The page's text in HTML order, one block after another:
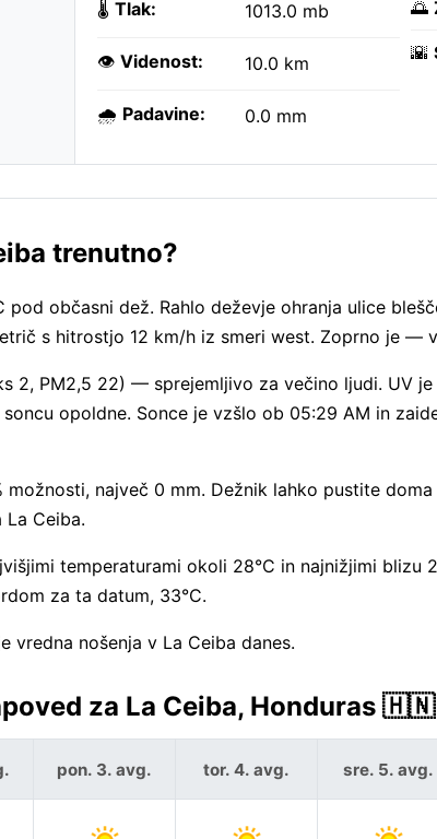
🌡️ Tlak: 1013.0 mb
👁️ Videnost: 10.0 km
🌧️ Padavine: 0.0 mm
🌅
🌇
trenutno?
pod občasni dež. Rahlo deževje ohranja ulice
s hitrostjo 12 km/h iz smeri west. Zoprno je —
2, PM2,5 22) — sprejemljivo za večino ljudi. UV
opoldne. Sonce je vzšlo ob 05:29 AM in
največ 0 mm. Dežnik lahko pustite
Ceiba.
temperaturami okoli 28°C in najnižjimi blizu
za ta datum, 33°C.
nošenja v La Ceiba danes.
za La Ceiba, Honduras 🇭🇳
pon. 3. avg. tor. 4. avg. sre. 5. avg.